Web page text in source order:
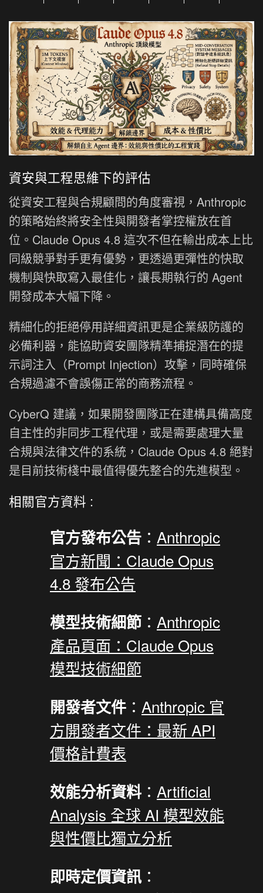
資安與工程思維下的評估
從資安工程與合規顧問的角度審視，Anthropic
的策略始終將安全性與開發者掌控權放在首
位。Claude Opus 4.8 這次不但在輸出成本上比
同級競爭對手更有優勢，更透過更彈性的快取
機制與快取寫入最佳化，讓長期執行的 Agent
開發成本大幅下降。
精細化的拒絕停用詳細資訊更是企業級防護的
必備利器，能協助資安團隊精準捕捉潛在的提
示詞注入（Prompt Injection）攻擊，同時確保
合規過濾不會誤傷正常的商務流程。
CyberQ 建議，如果開發團隊正在建構具備高度
自主性的非同步工程代理，或是需要處理大量
合規與法律文件的系統，Claude Opus 4.8 絕對
是目前技術棧中最值得優先整合的先進模型。
相關官方資料 :
官方發布公告 ： Anthropic
官方新聞：Claude Opus
4.8 發布公告
模型技術細節 ： Anthropic
產品頁面：Claude Opus
模型技術細節
開發者文件 ： Anthropic 官
方開發者文件：最新 API
價格計費表
效能分析資料： Artificial
Analysis 全球 AI 模型效能
與性價比獨立分析
即時定價資訊：